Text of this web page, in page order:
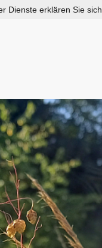
erklären Sie